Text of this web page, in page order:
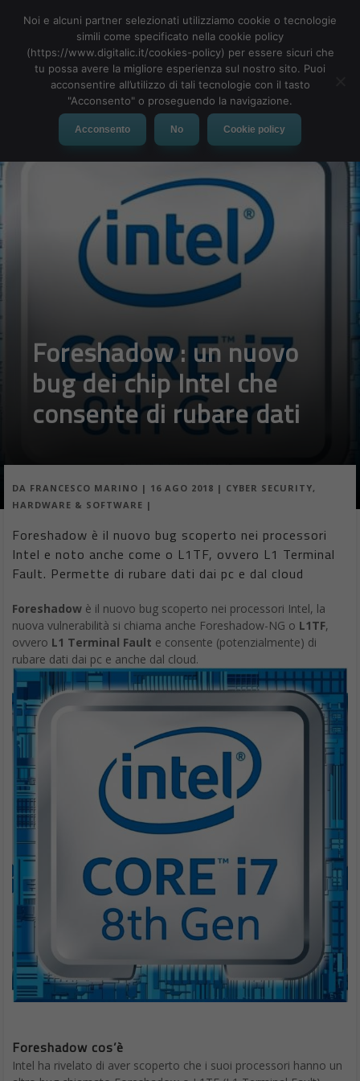
MENU
Foreshadow : un nuovo
bug dei chip Intel che
consente di rubare dati
DA FRANCESCO MARINO | 16 AGO 2018 | CYBER SECURITY,
HARDWARE & SOFTWARE |
Foreshadow è il nuovo bug scoperto nei processori
Intel e noto anche come o L1TF, ovvero L1 Terminal
Fault. Permette di rubare dati dai pc e dal cloud
Foreshadow è il nuovo bug scoperto nei processori Intel, la
nuova vulnerabilità si chiama anche Foreshadow-NG o L1TF,
ovvero L1 Terminal Fault e consente (potenzialmente) di
rubare dati dai pc e anche dal cloud.
Foreshadow cos’è
Intel ha rivelato di aver scoperto che i suoi processori hanno un
Noi e alcuni partner selezionati utilizziamo cookie o tecnologie
simili come specificato nella cookie policy
(https://www.digitalic.it/cookies-policy) per essere sicuri che
tu possa avere la migliore esperienza sul nostro sito. Puoi
acconsentire all’utilizzo di tali tecnologie con il tasto
"Acconsento" o proseguendo la navigazione.
Acconsento No Cookie policy